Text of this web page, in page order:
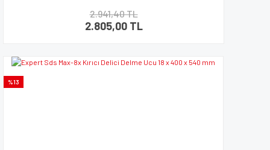
2.941,40 TL
2.805,00 TL
%13